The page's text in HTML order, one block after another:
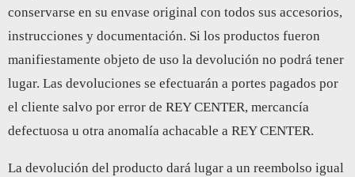
conservarse en su envase original con todos sus accesorios,
instrucciones y documentación. Si los productos fueron
manifiestamente objeto de uso la devolución no podrá tener
lugar. Las devoluciones se efectuarán a portes pagados por
el cliente salvo por error de REY CENTER, mercancía
defectuosa u otra anomalía achacable a REY CENTER.
La devolución del producto dará lugar a un reembolso igual